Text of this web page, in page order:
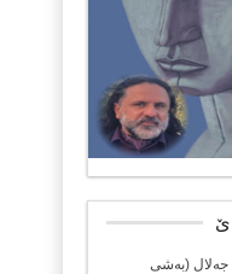
جەلال (بەشی